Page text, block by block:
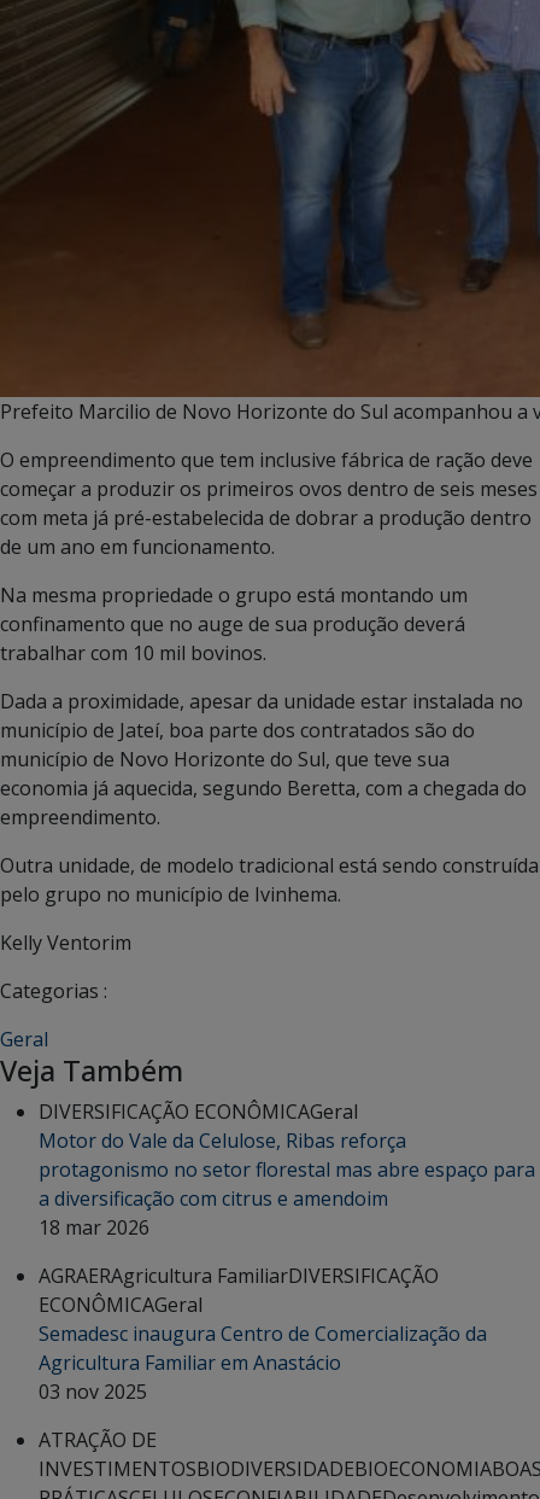
Prefeito Marcilio de Novo Horizonte do Sul acompanhou a
O empreendimento que tem inclusive fábrica de ração deve
começar a produzir os primeiros ovos dentro de seis meses
com meta já pré-estabelecida de dobrar a produção dentro
de um ano em funcionamento.
Na mesma propriedade o grupo está montando um
confinamento que no auge de sua produção deverá
trabalhar com 10 mil bovinos.
Dada a proximidade, apesar da unidade estar instalada no
município de Jateí, boa parte dos contratados são do
município de Novo Horizonte do Sul, que teve sua
economia já aquecida, segundo Beretta, com a chegada do
empreendimento.
Outra unidade, de modelo tradicional está sendo construída
pelo grupo no município de Ivinhema.
Kelly Ventorim
Categorias :
Geral
Veja Também
DIVERSIFICAÇÃO ECONÔMICAGeral
Motor do Vale da Celulose, Ribas reforça
protagonismo no setor florestal mas abre espaço para
a diversificação com citrus e amendoim
18 mar 2026
AGRAERAgricultura FamiliarDIVERSIFICAÇÃO
ECONÔMICAGeral
Semadesc inaugura Centro de Comercialização da
Agricultura Familiar em Anastácio
03 nov 2025
ATRAÇÃO DE
INVESTIMENTOSBIODIVERSIDADEBIOECONOMIA